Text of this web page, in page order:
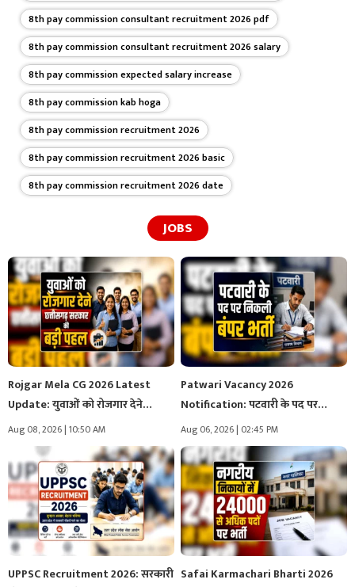
8th pay commission consultant recruitment 2026 pdf
8th pay commission consultant recruitment 2026 salary
8th pay commission expected salary increase
8th pay commission kab hoga
8th pay commission recruitment 2026
8th pay commission recruitment 2026 basic
8th pay commission recruitment 2026 date
JOBS
Rojgar Mela CG 2026 Latest
Update: युवाओं को रोजगार देने…
Aug 08, 2026 | 10:50 AM
Patwari Vacancy 2026
Notification: पटवारी के पद पर
निकली बंपर…
Aug 06, 2026 | 02:45 PM
UPPSC Recruitment 2026: सरकारी Safai Karmachari Bharti 2026